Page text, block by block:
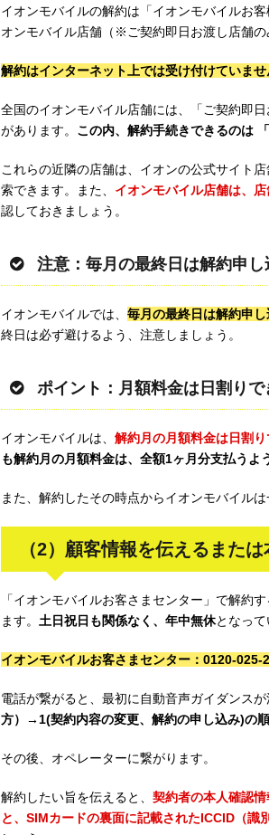
イオンモバイルの解約は「イオンモバイルお
オンモバイル店舗（※ご契約即日お渡し店舗の
解約はインターネット上では受け付けていませ
全国のイオンモバイル店舗には、「ご契約即
があります。 この内、解約手続きできるのは
これらの近隣の店舗は、イオンの公式サイト店
索できます。また、 イオンモバイル店舗は、
認しておきましょう。
注意：毎月の最終日は解約申し
イオンモバイルでは、 毎月の最終日は解約申
終日は必ず避けるよう、注意しましょう。
ポイント：月額料金は日割り
イオンモバイルは、 解約月の月額料金は日割り
も解約月の月額料金は、全額1ヶ月分支払うよ
また、解約したその時点からイオンモバイルは
（2）顧客情報を伝えるまた
「イオンモバイルお客さまセンター」で解約
ます。 土日祝日も関係なく、年中無休となって
イオンモバイルお客さまセンター：0120-025-
電話が繋がると、最初に自動音声ガイダンスが
方）→1(契約内容の変更、解約の申し込み)の
その後、オペレーターに繋がります。
解約したい旨を伝えると、 契約者の本人確認情
と、SIMカードの裏面に記載されたICCID（識